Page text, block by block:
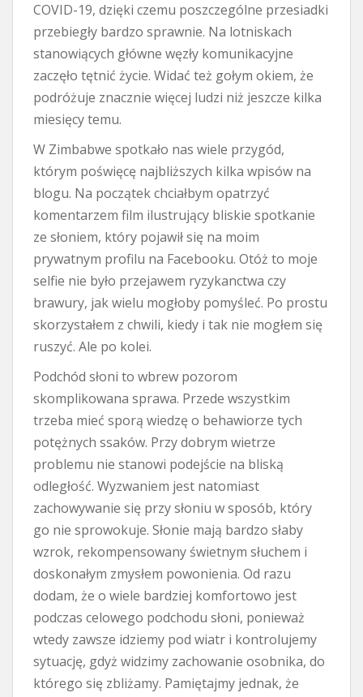
COVID-19, dzięki czemu poszczególne przesiadki
przebiegły bardzo sprawnie. Na lotniskach
stanowiących główne węzły komunikacyjne
zaczęło tętnić życie. Widać też gołym okiem, że
podróżuje znacznie więcej ludzi niż jeszcze kilka
miesięcy temu.
W Zimbabwe spotkało nas wiele przygód,
którym poświęcę najbliższych kilka wpisów na
blogu. Na początek chciałbym opatrzyć
komentarzem film ilustrujący bliskie spotkanie
ze słoniem, który pojawił się na moim
prywatnym profilu na Facebooku. Otóż to moje
selfie nie było przejawem ryzykanctwa czy
brawury, jak wielu mogłoby pomyśleć. Po prostu
skorzystałem z chwili, kiedy i tak nie mogłem się
ruszyć. Ale po kolei.
Podchód słoni to wbrew pozorom
skomplikowana sprawa. Przede wszystkim
trzeba mieć sporą wiedzę o behawiorze tych
potężnych ssaków. Przy dobrym wietrze
problemu nie stanowi podejście na bliską
odległość. Wyzwaniem jest natomiast
zachowywanie się przy słoniu w sposób, który
go nie sprowokuje. Słonie mają bardzo słaby
wzrok, rekompensowany świetnym słuchem i
doskonałym zmysłem powonienia. Od razu
dodam, że o wiele bardziej komfortowo jest
podczas celowego podchodu słoni, ponieważ
wtedy zawsze idziemy pod wiatr i kontrolujemy
sytuację, gdyż widzimy zachowanie osobnika, do
którego się zbliżamy. Pamiętajmy jednak, że